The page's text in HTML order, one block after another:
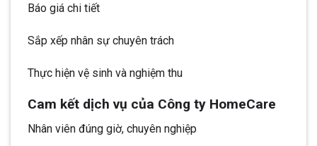
Báo giá chi tiết
Sắp xếp nhân sự chuyên trách
Thực hiện vệ sinh và nghiệm thu
Cam kết dịch vụ của Công ty HomeCare
Nhân viên đúng giờ, chuyên nghiệp